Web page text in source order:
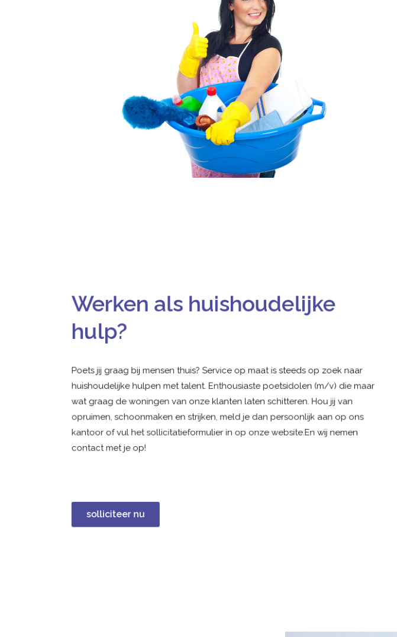
Werken als huishoudelijke
hulp?
Poets jij graag bij mensen thuis? Service op maat is steeds op zoek naar
huishoudelijke hulpen met talent. Enthousiaste poetsidolen (m/v) die maar
wat graag de woningen van onze klanten laten schitteren. Hou jij van
opruimen, schoonmaken en strijken, meld je dan persoonlijk aan op ons
kantoor of vul het sollicitatieformulier in op onze website.En wij nemen
contact met je op!
solliciteer nu